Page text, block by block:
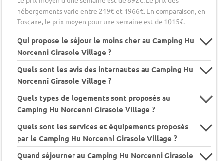
hébergements varie entre 219€ et 1966€. En comparaison, en
Toscane, le prix moyen pour une semaine est de 1015€.
Qui propose le séjour le moins cher au Camping Hu
Norcenni Girasole Village ?
Quels sont les avis des internautes au Camping Hu
Norcenni Girasole Village ?
Quels types de logements sont proposés au
Camping Hu Norcenni Girasole Village ?
Quels sont les services et équipements proposés
par le Camping Hu Norcenni Girasole Village ?
Quand séjourner au Camping Hu Norcenni Girasole